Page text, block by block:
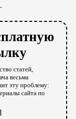
статей,
весьма
эту проблему:
сайта по